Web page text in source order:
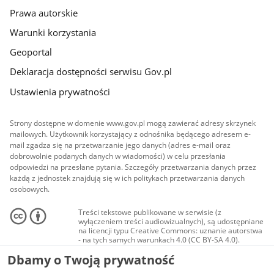
Prawa autorskie
Warunki korzystania
Geoportal
Deklaracja dostępności serwisu Gov.pl
Ustawienia prywatności
Strony dostępne w domenie www.gov.pl mogą zawierać adresy skrzynek
mailowych. Użytkownik korzystający z odnośnika będącego adresem e-
mail zgadza się na przetwarzanie jego danych (adres e-mail oraz
dobrowolnie podanych danych w wiadomości) w celu przesłania
odpowiedzi na przesłane pytania. Szczegóły przetwarzania danych przez
każdą z jednostek znajdują się w ich politykach przetwarzania danych
osobowych.
Treści tekstowe publikowane w serwisie (z
wyłączeniem treści audiowizualnych), są udostępniane
na licencji typu Creative Commons: uznanie autorstwa
- na tych samych warunkach 4.0 (CC BY-SA 4.0).
Materiały audiowizualne, w tym zdjęcia, materiały
audio i wideo, są udostępniane na licencji typu
Creative Commons: uznanie autorstwa użycie
Dbamy o Twoją prywatność